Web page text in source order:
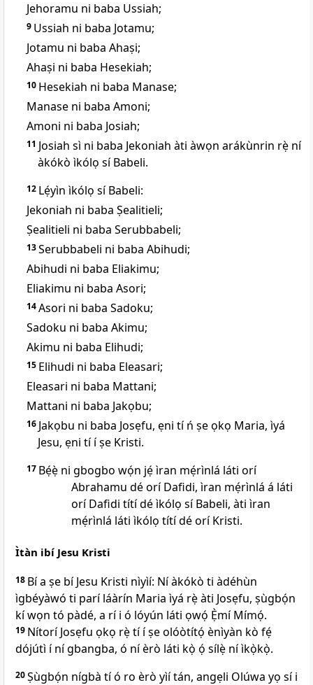
Jehoramu ni baba Ussiah;
9 Ussiah ni baba Jotamu;
Jotamu ni baba Ahaṣi;
Ahaṣi ni baba Hesekiah;
10 Hesekiah ni baba Manase;
Manase ni baba Amoni;
Amoni ni baba Josiah;
11 Josiah sì ni baba Jekoniah àti àwọn arákùnrin rẹ̀ ní
àkókò ìkólọ sí Babeli.
12 Lẹ́yìn ìkólọ sí Babeli:
Jekoniah ni baba Ṣealitieli;
Ṣealitieli ni baba Serubbabeli;
13Serubbabeli ni baba Abihudi;
Abihudi ni baba Eliakimu;
Eliakimu ni baba Asori;
14Asori ni baba Sadoku;
Sadoku ni baba Akimu;
Akimu ni baba Elihudi;
15 Elihudi ni baba Eleasari;
Eleasari ni baba Mattani;
Mattani ni baba Jakọbu;
16 Jakọbu ni baba Josẹfu, ẹni tí ń ṣe ọkọ Maria, ìyá
Jesu, ẹni tí í ṣe Kristi.
17 Bẹ́ẹ̀ ni gbogbo wọ́n jẹ́ ìran mẹ́rìnlá láti orí
Abrahamu dé orí Dafidi, ìran mẹ́rìnlá á láti
orí Dafidi títí dé ìkólọ sí Babeli, àti ìran
mẹ́rìnlá láti ìkólọ títí dé orí Kristi.
Ìtàn ibí Jesu Kristi
18 Bí a ṣe bí Jesu Kristi nìyìí: Ní àkókò ti àdéhùn
ìgbéyàwó ti parí láàrín Maria ìyá rẹ̀ àti Josẹfu, ṣùgbọ́n
kí wọn tó pàdé, a rí i ó lóyún láti ọwọ́ Ẹ̀mí Mímọ́.
19 Nítorí Josẹfu ọkọ rẹ̀ tí í ṣe olóòtítọ́ ènìyàn kò fẹ́
dójútì í ní gbangba, ó ní èrò láti kọ̀ ọ́ sílẹ̀ ní ìkọ̀kọ̀.
20Ṣùgbọ́n nígbà tí ó ro èrò yìí tán, angẹli Olúwa yọ sí i